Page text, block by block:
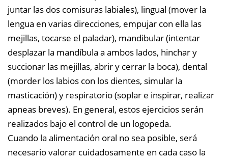
juntar las dos comisuras labiales), lingual (mover la
lengua en varias direcciones, empujar con ella las
mejillas, tocarse el paladar), mandibular (intentar
desplazar la mandíbula a ambos lados, hinchar y
succionar las mejillas, abrir y cerrar la boca), dental
(morder los labios con los dientes, simular la
masticación) y respiratorio (soplar e inspirar, realizar
apneas breves). En general, estos ejercicios serán
realizados bajo el control de un logopeda.
Cuando la alimentación oral no sea posible, será
necesario valorar cuidadosamente en cada caso la